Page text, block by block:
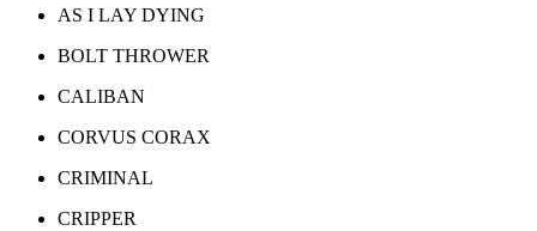
AS I LAY DYING
BOLT THROWER
CALIBAN
CORVUS CORAX
CRIMINAL
CRIPPER